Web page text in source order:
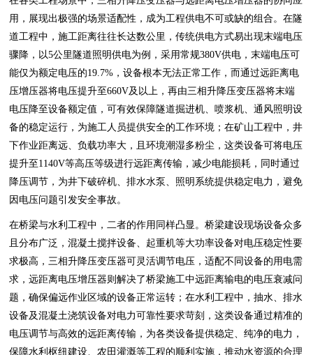
用，展现出极强的场景适配性，成为工程供电不可或缺的组合。在隧
道工程中，施工距离往往长达数公里，传统供电方式易出现末端电压
骤降，以5公里隧道照明供电为例，采用常规380V供电，末端电压可
能仅为额定电压的19.7%，设备根本无法正常工作，而通过远距离电
压增压器将电压提升至660V及以上，再由三相升降压变压器将末端
电压降至设备额定值，可有效保障隧道掘进机、喷浆机、通风照明设
备的稳定运行，为施工人员提供安全的工作环境；在矿山工程中，井
下作业距离远、负载功率大，且环境潮湿多粉尘，这类设备可将电压
提升至1140V等高压等级进行远距离传输，减少电能损耗，同时通过
降压调节，为井下破碎机、排水水泵、照明系统提供稳定电力，避免
因电压问题引发安全事故。
在桥梁与水利工程中，二者的作用同样凸显。桥梁建设现场设备众多
且分布广泛，混凝土搅拌设备、起重机等大功率设备对电压稳定性要
求极高，三相升降压变压器可灵活调节电压，适配不同设备的用电需
求，远距离电压增压器则解决了桥梁施工中远距离输电的电压衰减问
题，确保偏远作业区域的设备正常运转；在水利工程中，抽水、排水
设备及混凝土浇筑设备对电力可靠性要求苛刻，这类设备通过精准的
电压调节与高效的远距离传输，为各类设备提供稳定、纯净的电力，
保障水利枢纽建设、农田灌溉等工程的顺利实施，推动水资源的合理